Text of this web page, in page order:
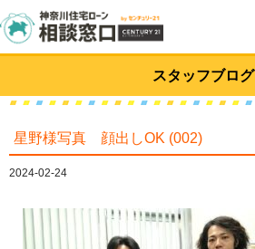
スタッフブログ
星野様写真 顔出しOK (002)
2024-02-24